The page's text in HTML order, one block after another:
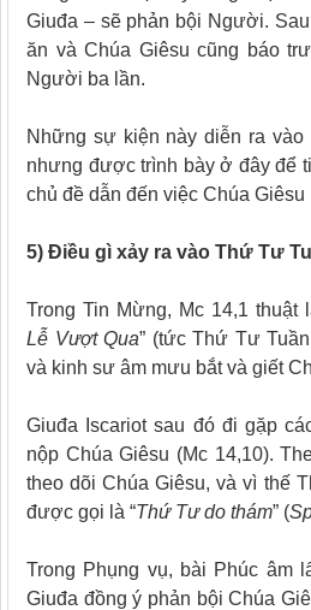
Giuđa – sẽ phản bội Người.
ăn và Chúa Giêsu cũng báo
Người ba lần.
Những sự kiện này diễn ra vào
nhưng được trình bày ở đây để
chủ đề dẫn đến việc Chúa Giêsu
5) Điều gì xảy ra vào Thứ Tư
Trong Tin Mừng, Mc 14,1 thuật
Lễ Vượt Qua” (tức Thứ Tư
và kinh sư âm mưu bắt và giết
Giuđa Iscariot sau đó đi gặp
nộp Chúa Giêsu (Mc 14,10).
theo dõi Chúa Giêsu, và vì thế
được gọi là “Thứ Tư do thám” (
Trong Phụng vụ, bài Phúc âm
Giuđa đồng ý phản bội Chúa